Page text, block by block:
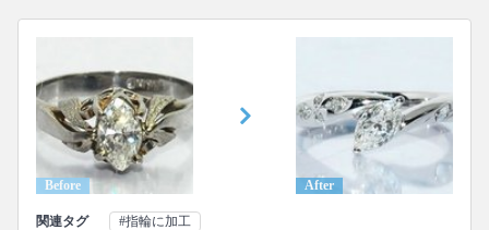
Before After
関連タグ #指輪に加工